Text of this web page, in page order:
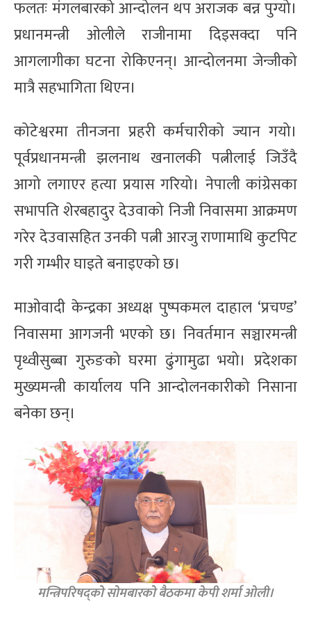
फलतः मंगलबारको आन्दोलन थप अराजक बन्न पुग्यो।
प्रधानमन्त्री ओलीले राजीनामा दिइसक्दा पनि
आगलागीका घटना रोकिएनन्। आन्दोलनमा जेन्जीको
मात्रै सहभागिता थिएन।
कोटेश्वरमा तीनजना प्रहरी कर्मचारीको ज्यान गयो।
पूर्वप्रधानमन्त्री झलनाथ खनालकी पत्नीलाई जिउँदै
आगो लगाएर हत्या प्रयास गरियो। नेपाली कांग्रेसका
सभापति शेरबहादुर देउवाको निजी निवासमा आक्रमण
गरेर देउवासहित उनकी पत्नी आरजु राणामाथि कुटपिट
गरी गम्भीर घाइते बनाइएको छ।
माओवादी केन्द्रका अध्यक्ष पुष्पकमल दाहाल ‘प्रचण्ड’
निवासमा आगजनी भएको छ। निवर्तमान सञ्चारमन्त्री
पृथ्वीसुब्बा गुरुङको घरमा ढुंगामुढा भयो। प्रदेशका
मुख्यमन्त्री कार्यालय पनि आन्दोलनकारीको निसाना
बनेका छन्।
मन्त्रिपरिषद्को सोमबारको बैठकमा केपी शर्मा ओली।